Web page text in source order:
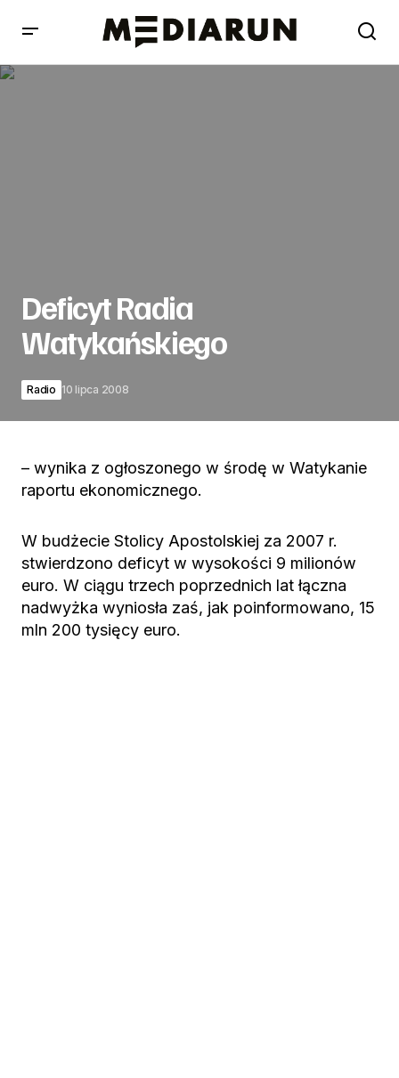
Deficyt Radia
Watykańskiego
Radio 10 lipca 2008
– wynika z ogłoszonego w środę w Watykanie
raportu ekonomicznego.
W budżecie Stolicy Apostolskiej za 2007 r.
stwierdzono deficyt w wysokości 9 milionów
euro. W ciągu trzech poprzednich lat łączna
nadwyżka wyniosła zaś, jak poinformowano, 15
mln 200 tysięcy euro.